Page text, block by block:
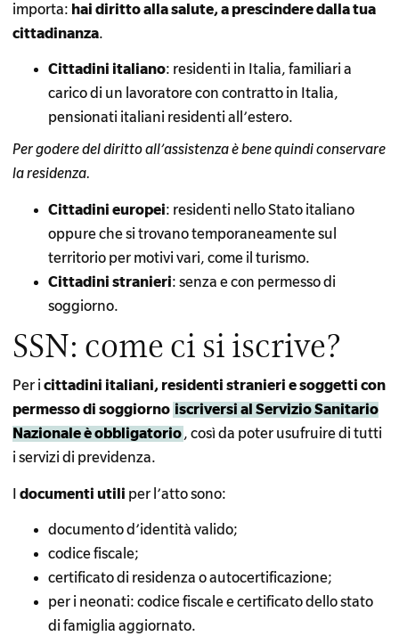
importa: hai diritto alla salute, a prescindere dalla tua
cittadinanza.
Cittadini italiano: residenti in Italia, familiari a
carico di un lavoratore con contratto in Italia,
pensionati italiani residenti all’estero.
Per godere del diritto all’assistenza è bene quindi conservare
la residenza.
Cittadini europei: residenti nello Stato italiano
oppure che si trovano temporaneamente sul
territorio per motivi vari, come il turismo.
Cittadini stranieri: senza e con permesso di
soggiorno.
SSN: come ci si iscrive?
Per i cittadini italiani, residenti stranieri e soggetti con
permesso di soggiorno iscriversi al Servizio Sanitario
Nazionale è obbligatorio, così da poter usufruire di tutti
i servizi di previdenza.
documenti utili per l’atto sono:
documento d’identità valido;
codice fiscale;
certificato di residenza o autocertificazione;
per i neonati: codice fiscale e certificato dello stato
di famiglia aggiornato.